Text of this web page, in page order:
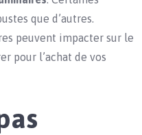
que d’autres.
peuvent impacter sur le
pour l’achat de vos